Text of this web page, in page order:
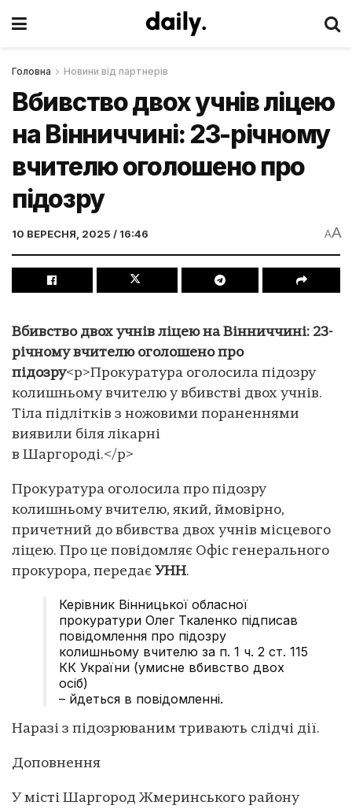
Головна Новини від партнерів
Вбивство двох учнів ліцею
на Вінниччині: 23-річному
вчителю оголошено про
підозру
10 ВЕРЕСНЯ, 2025 / 16:46 AA
Вбивство двох учнів ліцею на Вінниччині: 23-
річному вчителю оголошено про
підозру<p>Прокуратура оголосила підозру
колишньому вчителю у вбивстві двох учнів.
Тіла підлітків з ножовими пораненнями
виявили біля лікарні
в Шаргороді.</p>
Прокуратура оголосила про підозру
колишньому вчителю, який, ймовірно,
причетний до вбивства двох учнів місцевого
ліцею. Про це повідомляє Офіс генерального
прокурора, передає УНН.
Керівник Вінницької обласної
прокуратури Олег Ткаленко підписав
повідомлення про підозру
колишньому вчителю за п. 1 ч. 2 ст. 115
КК України (умисне вбивство двох
осіб)
– йдеться в повідомленні.
Наразі з підозрюваним тривають слідчі дії.
Доповнення
У місті Шаргород Жмеринського району